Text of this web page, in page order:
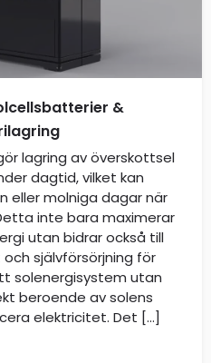
&
lagring av överskottsel
dagtid, vilket kan
eller molniga dagar när
inte bara maximerar
utan bidrar också till
självförsörjning för
solenergisystem utan
beroende av solens
elektricitet. Det […]